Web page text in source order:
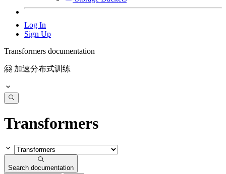
Log In
Sign Up
Transformers documentation
🤗 加速分布式训练
Transformers
Search documentation